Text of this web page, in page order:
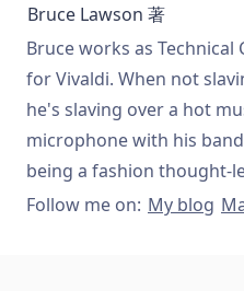
Bruce Lawson 著
Bruce works as
for Vivaldi. When not
he's slaving over a hot
microphone with his band
being a fashion thought-
Follow me on: My blog